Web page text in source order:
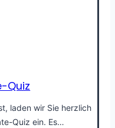
Quiz
laden wir Sie herzlich
Quiz ein. Es…